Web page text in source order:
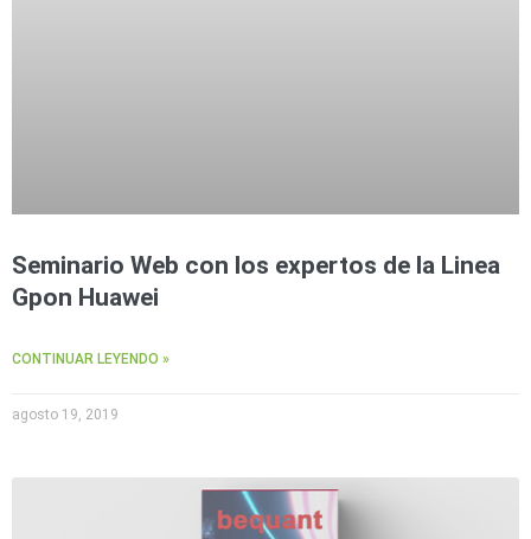
Seminario Web con los expertos de la Linea
Gpon Huawei
CONTINUAR LEYENDO »
agosto 19, 2019